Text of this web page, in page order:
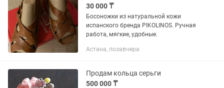
30 000 ₸
Босоножки из натуральной кожи
испанского бренда PIKOLINOS. Ручная
работа, мягкие, удобные.
Астана, позавчера
Продам кольца серьги
500 000 ₸